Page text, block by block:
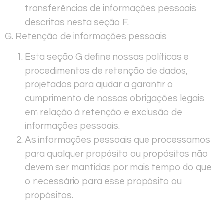
transferências de informações pessoais
descritas nesta seção F.
G. Retenção de informações pessoais
Esta seção G define nossas políticas e
procedimentos de retenção de dados,
projetados para ajudar a garantir o
cumprimento de nossas obrigações legais
em relação à retenção e exclusão de
informações pessoais.
As informações pessoais que processamos
para qualquer propósito ou propósitos não
devem ser mantidas por mais tempo do que
o necessário para esse propósito ou
propósitos.